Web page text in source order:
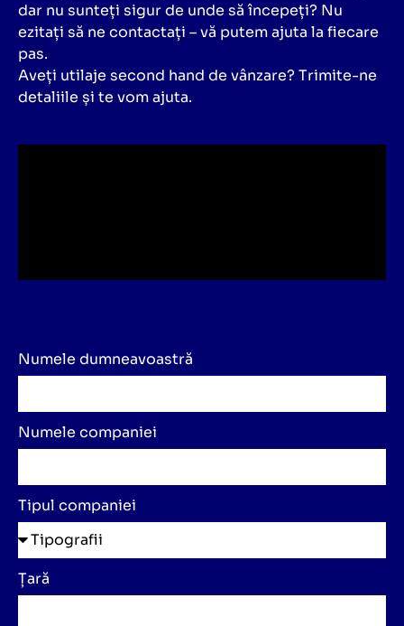
dar nu sunteți sigur de unde să începeți? Nu
ezitați să ne contactați – vă putem ajuta la fiecare
pas.
Aveți utilaje second hand de vânzare? Trimite-ne
detaliile și te vom ajuta.
Numele dumneavoastră
Numele companiei
Tipul companiei
Țară